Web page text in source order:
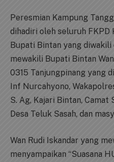
Peresmian Kampung
dihadiri oleh seluruh FKPD
Bupati Bintan yang
mewakili Bupati Bintan
0315 Tanjungpinang yang
Inf Nurcahyono,
S. Ag, Kajari Bintan, Camat
Desa Teluk Sasah, dan
Wan Rudi Iskandar yang
menyampaikan “Suasana